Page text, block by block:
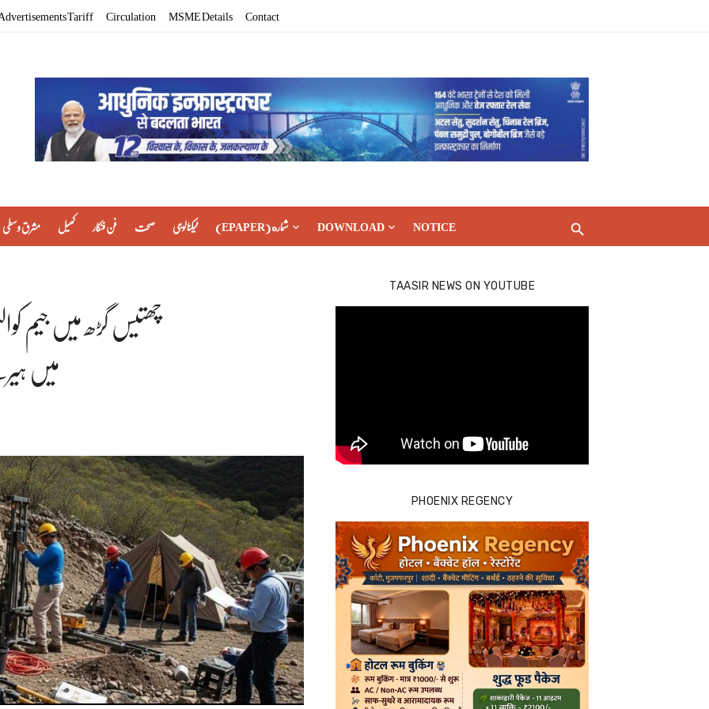
Tariff Circulation MSME Details Contact
مشرق وسطی کھیل فن فنکار صحت ٹیکنالوجی (EPAPER) شماره DOWNLOAD NOTICE
چھتیس گڑھ میں جیم
میں
TAASIR NEWS ON YOUTUBE
PHOENIX REGENCY